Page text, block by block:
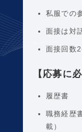
私服での
面接は対
面接回数
【応募に
履歴書
職務経歴
載）